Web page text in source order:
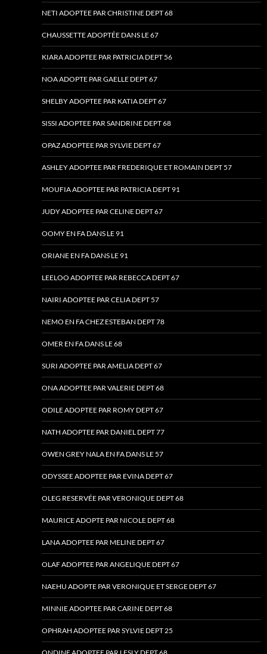
NETI ADOPTEE PAR CHRISTINE DEPT 68
CHAUSSETTE ADOPTÉE DANS LE 67
KIARA ADOPTEE PAR PATRICIA DEPT 56
NOA ADOPTE PAR GAELLE DEPT 67
SHELBY ADOPTEE PAR KATIA DEPT 67
SISSI ADOPTEE PAR SANDRINE DEPT 68
OPAZ ADOPTEE PAR SYLVIE DEPT 67
ASHLEY ADOPTEE PAR FREDERIQUE ET ROMAIN DEPT 57
MOUFIA ADOPTEE PAR PATRICIA DEPT 91
JUDY ADOPTEE PAR CELINE DEPT 67
OOMY EN FA DANS LE 91
ORIANE EN FA DANS LE 91
LEELOO ADOPTEE PAR REBECCA DEPT 67
NAIRI ADOPTEE PAR CELIA DEPT 57
NEMO EN FA CHEZ ESTEBAN DEPT 78
OMER EN FA DANS LE 68
SURI ADOPTEE PAR AMELIA DEPT 67
ONA ADOPTEE PAR VALERIE DEPT 68
ODILE ADOPTEE PAR ROMY DEPT 67
NATH ADOPTEE PAR DANIEL DEPT 77
OWEN GREY NALA EN FA DANS LE 57
ODYSSEE ADOPTEE PAR EVINA DEPT 67
OLEG RESERVÉE PAR VERONIQUE DEPT 68
MAURICE ADOPTE PAR NICOLE DEPT 68
LANA ADOPTEE PAR MELINE DEPT 67
OLAF ADOPTEE PAR ANGELIQUE DEPT 67
NAEHU ADOPTE PAR VERONIQUE ET SERGE DEPT 67
MINNIE ADOPTEE PAR CARINE DEPT 68
OPHRAH ADOPTEE PAR SYLVIE DEPT 25